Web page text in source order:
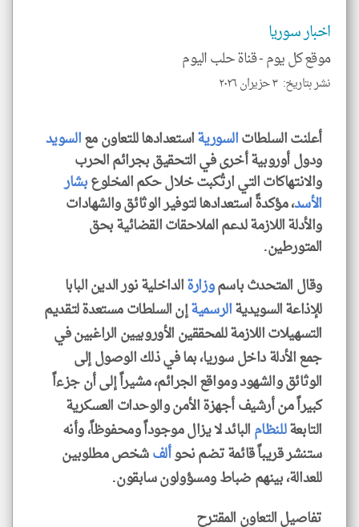
اخبار سوريا
موقع كل يوم -قناة حلب اليوم
نشر بتاريخ: ٣ حزيران ٢٠٢٦
أعلنت السلطاتالسوريةاستعدادها للتعاون معالسويد
ودول أوروبية أخرى في التحقيق بجرائم الحرب
والانتهاكات التي ارتُكبت خلال حكم المخلوعبشار
الأسد، مؤكدةً استعدادها لتوفير الوثائق والشهادات
والأدلة اللازمة لدعم الملاحقات القضائية بحق
المتورطين.
وقال المتحدث باسموزارةالداخلية نور الدين البابا
للإذاعة السويديةالرسميةإن السلطات مستعدة لتقديم
التسهيلات اللازمة للمحققين الأوروبيين الراغبين في
جمع الأدلة داخل سوريا، بما في ذلك الوصول إلى
الوثائق والشهود ومواقع الجرائم، مشيراً إلى أن جزءاً
كبيراً من أرشيف أجهزة الأمن والوحدات العسكرية
التابعةللنظامالبائد لا يزال موجوداً ومحفوظاً، وأنه
ستنشر قريباً قائمة تضم نحوألفشخص مطلوبين
للعدالة، بينهم ضباط ومسؤولون سابقون.
تفاصيل التعاون المقترح
klyoum.com